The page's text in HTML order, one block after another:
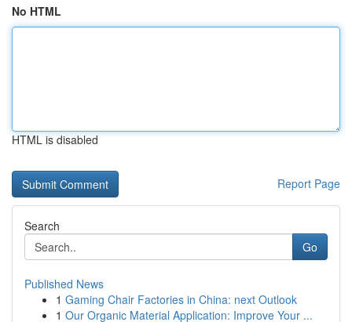
No HTML
HTML is disabled
Report Page
Search
Go
Published News
1 Gaming Chair Factories in China: next Outlook
1 Our Organic Material Application: Improve Your ...